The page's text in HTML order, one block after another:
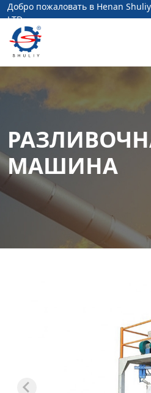
Добро пожаловать в Henan
LTD
МАШИНА